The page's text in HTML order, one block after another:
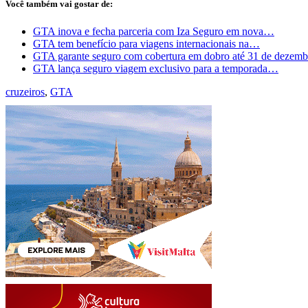
Você também vai gostar de:
GTA inova e fecha parceria com Iza Seguro em nova…
GTA tem benefício para viagens internacionais na…
GTA garante seguro com cobertura em dobro até 31 de
GTA lança seguro viagem exclusivo para a temporada…
cruzeiros, GTA